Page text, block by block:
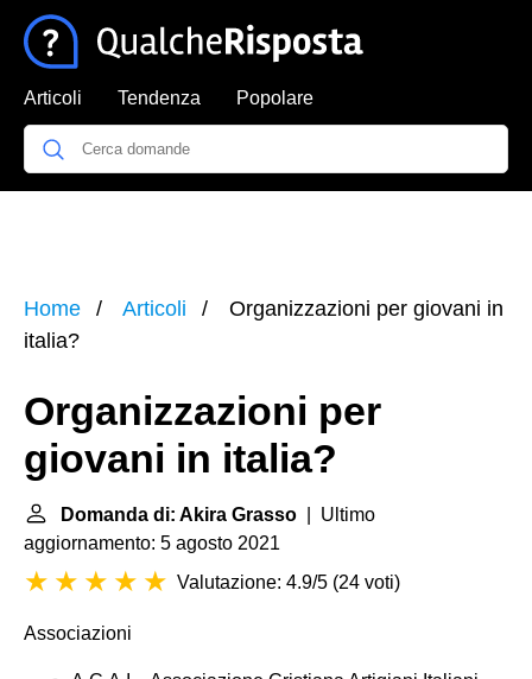
Articoli Tendenza Popolare
Home Articoli
Organizzazioni per giovani in
italia?
Organizzazioni per
giovani in italia?
Domanda di: Akira Grasso | Ultimo
aggiornamento: 5 agosto 2021
Valutazione: 4.9/5 (24 voti)
Associazioni